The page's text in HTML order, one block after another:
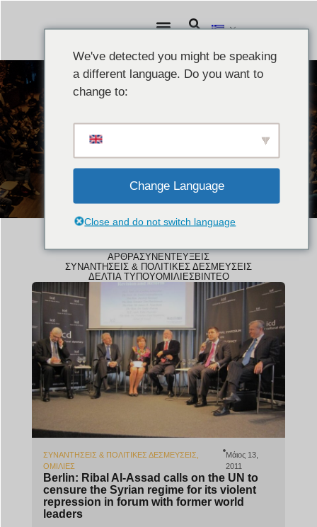
ΝΈΑ
ΆΡΘΡΑΣΥΝΕΝΤΕΎΞΕΙΣ
ΣΥΝΑΝΤΉΣΕΙΣ & ΠΟΛΙΤΙΚΈΣ ΔΕΣΜΕΎΣΕΙΣ
ΔΕΛΤΊΑ ΤΎΠΟΥΟΜΙΛΊΕΣΒΊΝΤΕΟ
ΣΥΝΑΝΤΉΣΕΙΣ & ΠΟΛΙΤΙΚΈΣ ΔΕΣΜΕΎΣΕΙΣ
ΟΜΙΛΊΕΣ
Μάιος 13,
2011
Berlin: Ribal Al-Assad calls on the UN to
censure the Syrian regime for its violent
repression in forum with former world
leaders
We've detected you might be speaking
a different language. Do you want to
change to:
Change Language
Close and do not switch language